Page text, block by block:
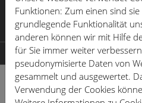
Funktionen: Zum einen sind
grundlegende Funktionalität
anderen können wir mit Hilfe
für Sie immer weiter
pseudonymisierte Daten von
gesammelt und ausgewertet.
Verwendung der Cookies